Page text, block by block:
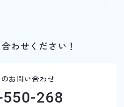
わせください！
お問い合わせ
268